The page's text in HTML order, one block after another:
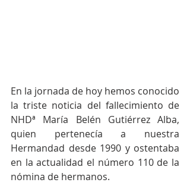
En la jornada de hoy hemos conocido
la triste noticia del fallecimiento de
NHDª María Belén Gutiérrez Alba,
quien pertenecía a nuestra
Hermandad desde 1990 y ostentaba
en la actualidad el número 110 de la
nómina de hermanos.